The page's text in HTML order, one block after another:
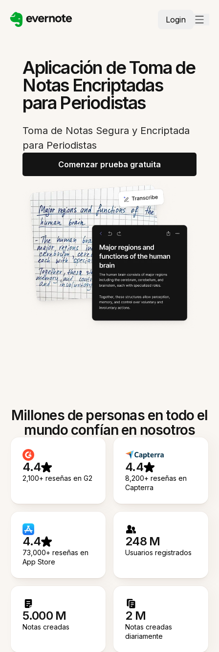
Login
Aplicación de Toma de
Notas Encriptadas
para Periodistas
Toma de Notas Segura y Encriptada
para Periodistas
Comenzar prueba gratuita
Millones de personas en todo el
mundo confían en nosotros
4.4
2,100+ reseñas en G2
4.4
8,200+ reseñas en
Capterra
4.4
73,000+ reseñas en
App Store
248 M
Usuarios registrados
5.000 M
Notas creadas
2 M
Notas creadas
diariamente